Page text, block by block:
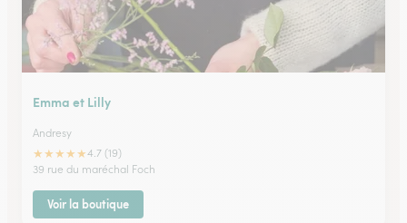
Emma et Lilly
Andresy
★★★★★4.7 (19)
39 rue du maréchal Foch
Voir la boutique